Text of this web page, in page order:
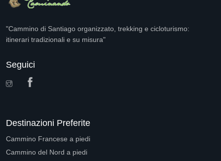
"Cammino di Santiago organizzato, trekking e cicloturismo:
itinerari tradizionali e su misura"
Seguici
Destinazioni Preferite
Cammino Francese a piedi
Cammino del Nord a piedi